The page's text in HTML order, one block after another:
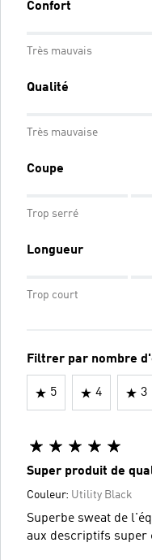
Confort
Très mauvais
Qualité
Très mauvaise
Coupe
Trop serré
Longueur
Trop court
Filtrer par nombre
5 4 3
Super produit de
Couleur: Utility Black
Superbe sweat de
aux descriptifs super